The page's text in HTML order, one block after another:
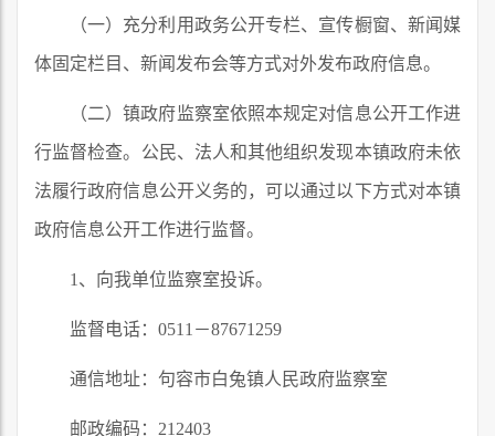
（一）充分利用政务公开专栏、宣传橱窗、新闻媒
体固定栏目、新闻发布会等方式对外发布政府信息。
（二）镇政府监察室依照本规定对信息公开工作进
行监督检查。公民、法人和其他组织发现本镇政府未依
法履行政府信息公开义务的，可以通过以下方式对本镇
政府信息公开工作进行监督。
1、向我单位监察室投诉。
监督电话：0511－87671259
通信地址：句容市白兔镇人民政府监察室
邮政编码：212403